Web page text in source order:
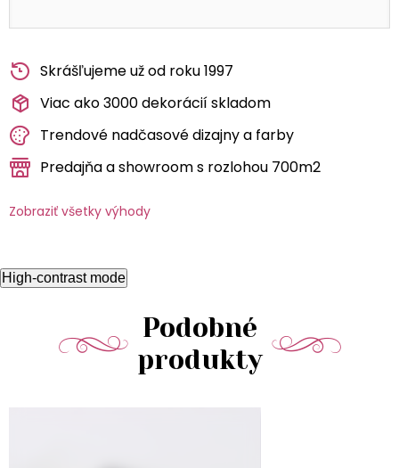
Skrášľujeme už od roku 1997
Viac ako 3000 dekorácií skladom
Trendové nadčasové dizajny a farby
Predajňa a showroom s rozlohou 700m2
Zobraziť všetky výhody
High-contrast mode
Podobné
produkty